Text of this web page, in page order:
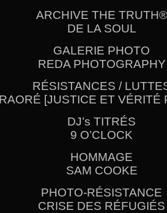
ARCHIVE THE TRUTH®
DE LA SOUL
GALERIE PHOTO
REDA PHOTOGRAPHY
RÉSISTANCES /
[JUSTICE ET VÉRITÉ
DJ’s TITRÉS
9 O’CLOCK
HOMMAGE
SAM COOKE
PHOTO-RÉSISTANCE
CRISE DES RÉFUGIÉS